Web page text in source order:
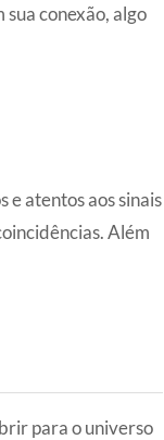
sua conexão, algo
atentos aos sinais
Além
para o universo